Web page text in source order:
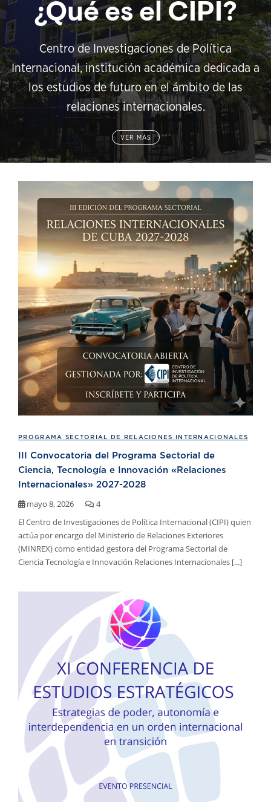
¿Qué es el CIPI?
Centro de Investigaciones de Política
Internacional, institución académica dedicada a
los estudios de futuro en el ámbito de las
relaciones internacionales.
VER MÁS
PROGRAMA SECTORIAL DE RELACIONES INTERNACIONALES
III Convocatoria del Programa Sectorial de
Ciencia, Tecnología e Innovación «Relaciones
Internacionales» 2027-2028
mayo 8, 2026
4
El Centro de Investigaciones de Política Internacional (CIPI) quien
actúa por encargo del Ministerio de Relaciones Exteriores
(MINREX) como entidad gestora del Programa Sectorial de
Ciencia Tecnología e Innovación Relaciones Internacionales [...]